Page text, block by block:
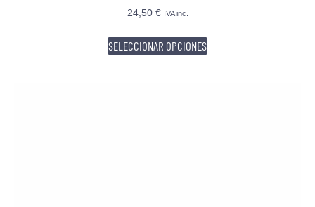
24,50 € IVA inc.
SELECCIONAR OPCIONES